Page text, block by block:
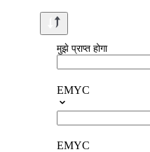
मुझे प्राप्त होगा
EMYC
EMYC